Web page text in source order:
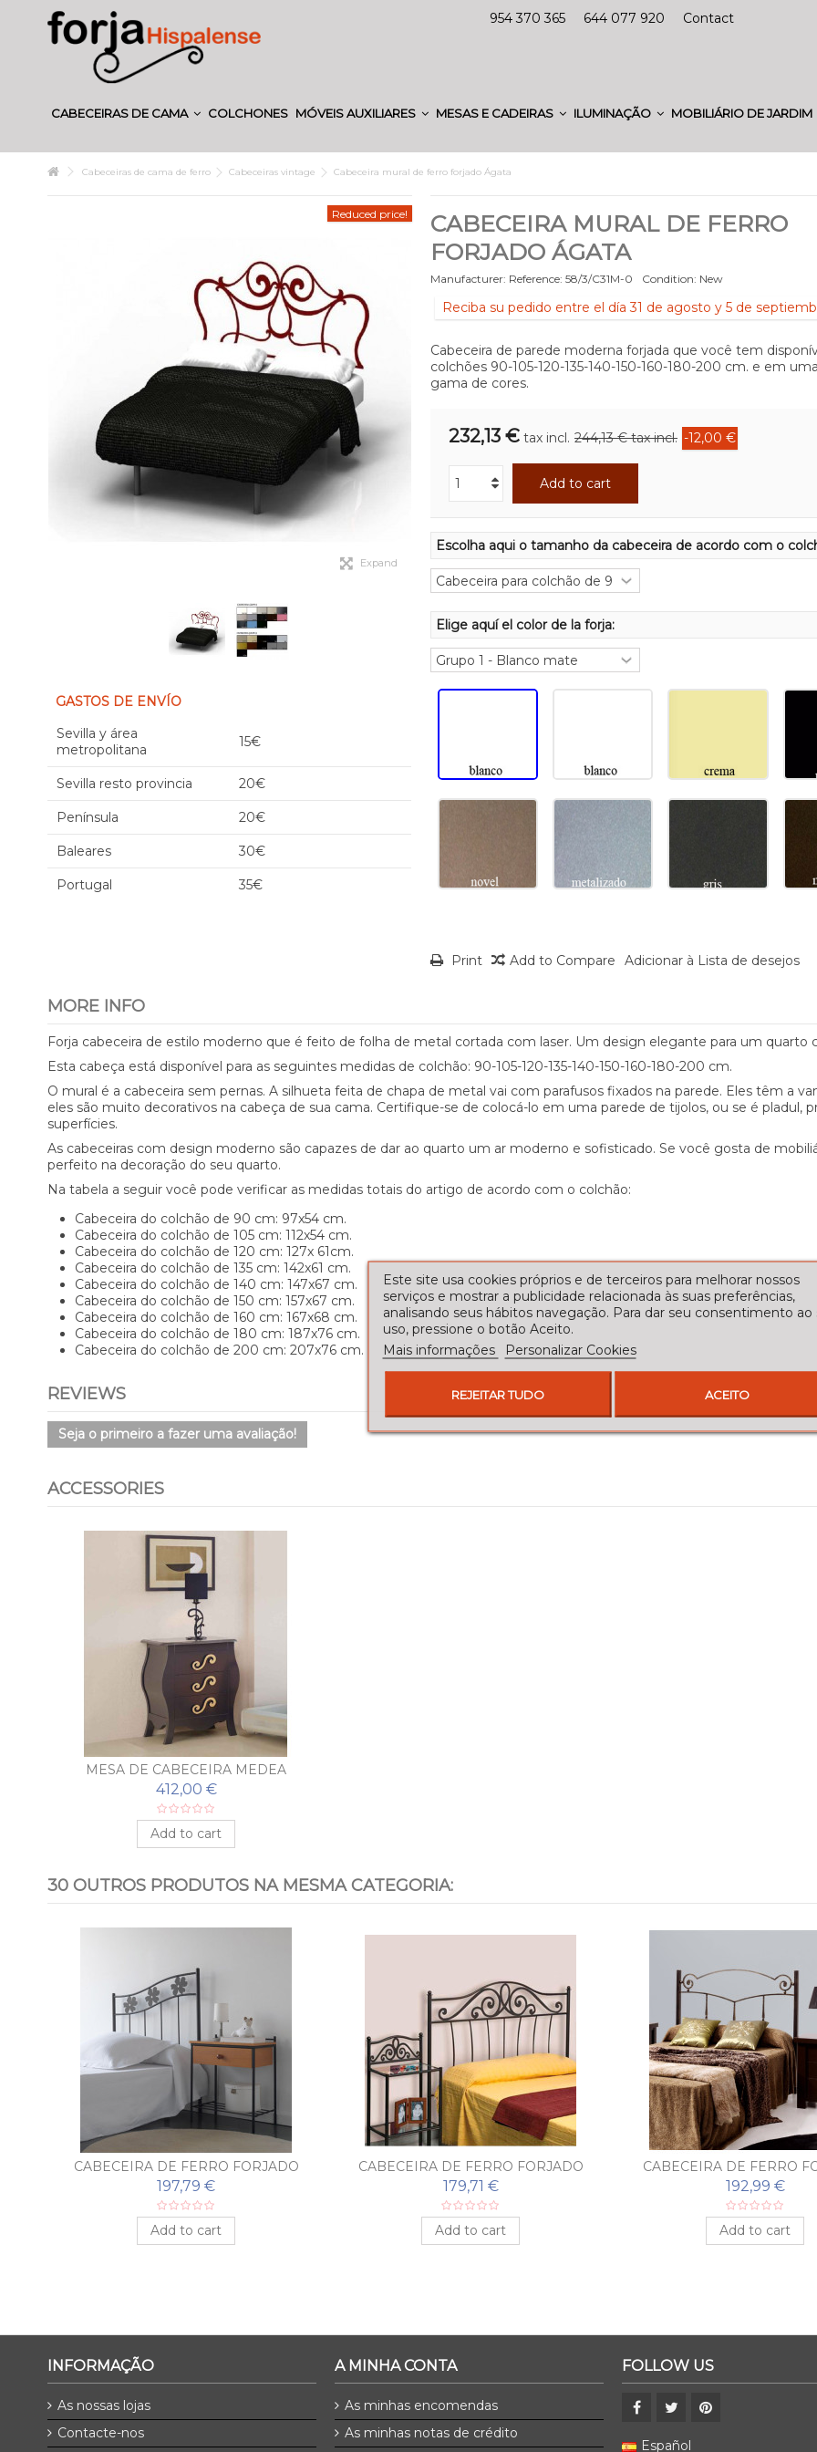
954 370 365 644 077 920 Contact
CABECEIRAS DE CAMA COLCHONES MÓVEIS AUXILIARES MESAS E CADEIRAS ILUMINAÇÃO MOBILIÁRIO DE JARDIM
Cabeceiras de cama de ferro Cabeceiras vintage Cabeceira mural de ferro forjado Ágata
Reduced price!
Expand
GASTOS DE ENVÍO
Sevilla y área
metropolitana
15€
Sevilla resto provincia 20€
Península 20€
Baleares 30€
Portugal 35€
CABECEIRA MURAL DE FERRO
FORJADO ÁGATA
Manufacturer: Reference: 58/3/C31M-0 Condition: New
Reciba su pedido entre el día 31 de agosto y 5 de
Cabeceira de parede moderna forjada que você tem
colchões 90-105-120-135-140-150-160-180-200 cm. e em
gama de cores.
232,13 € tax incl. 244,13 €tax incl. -12,00 €
Add to cart
Escolha aqui o tamanho da cabeceira de acordo com o
Elige aquí el color de la forja:
Print Add to Compare Adicionar à Lista de desejos
MORE INFO
Forja cabeceira de estilo moderno que é feito de folha de metal cortada com laser. Um design elegante para um quarto
Esta cabeça está disponível para as seguintes medidas de colchão: 90-105-120-135-140-150-160-180-200 cm.
O mural é a cabeceira sem pernas. A silhueta feita de chapa de metal vai com parafusos fixados na parede. Eles têm a
eles são muito decorativos na cabeça de sua cama. Certifique-se de colocá-lo em uma parede de tijolos, ou se é pladul,
superfícies.
As cabeceiras com design moderno são capazes de dar ao quarto um ar moderno e sofisticado. Se você gosta de
perfeito na decoração do seu quarto.
Na tabela a seguir você pode verificar as medidas totais do artigo de acordo com o colchão:
Cabeceira do colchão de 90 cm: 97x54 cm.
Cabeceira do colchão de 105 cm: 112x54 cm.
Cabeceira do colchão de 120 cm: 127x 61cm.
Cabeceira do colchão de 135 cm: 142x61 cm.
Cabeceira do colchão de 140 cm: 147x67 cm.
Cabeceira do colchão de 150 cm: 157x67 cm.
Cabeceira do colchão de 160 cm: 167x68 cm.
Cabeceira do colchão de 180 cm: 187x76 cm.
Cabeceira do colchão de 200 cm: 207x76 cm.
REVIEWS
Seja o primeiro a fazer uma avaliação!
ACCESSORIES
MESA DE CABECEIRA MEDEA
412,00 €
Add to cart
30 OUTROS PRODUTOS NA MESMA CATEGORIA:
CABECEIRA DE FERRO FORJADO
MARGA
197,79 €
Add to cart
CABECEIRA DE FERRO FORJADO
MURCIA
179,71 €
Add to cart
CABECEIRA DE FERRO
MARA
192,99 €
Add to cart
INFORMAÇÃO
As nossas lojas
Contacte-nos
A MINHA CONTA
As minhas encomendas
As minhas notas de crédito
FOLLOW US
Español
Este site usa cookies próprios e de terceiros para melhorar nossos
serviços e mostrar a publicidade relacionada às suas preferências,
analisando seus hábitos navegação. Para dar seu consentimento ao
uso, pressione o botão Aceito.
Mais informações
Personalizar Cookies
REJEITAR TUDO ACEITO